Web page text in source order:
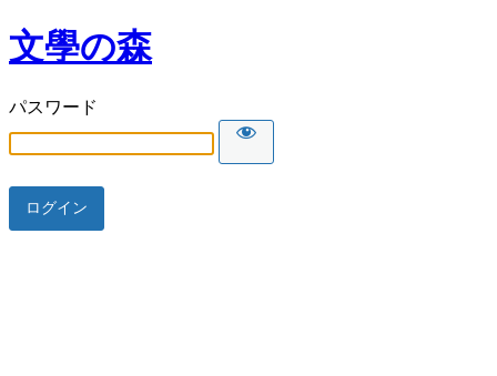
文學の森
パスワード